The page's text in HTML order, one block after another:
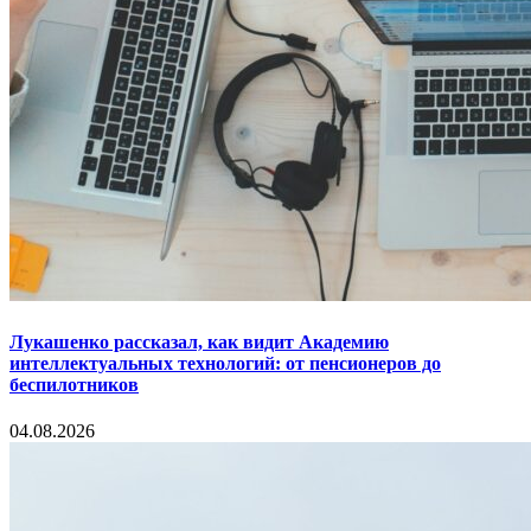
Лукашенко рассказал, как видит Академию
интеллектуальных технологий: от пенсионеров до
беспилотников
04.08.2026